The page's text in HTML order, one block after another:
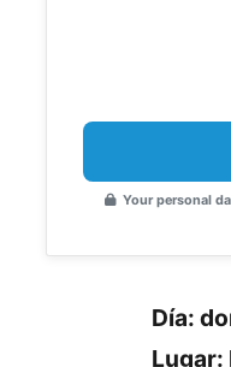
Your personal
Día:
Lugar: